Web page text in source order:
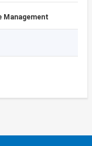
Management